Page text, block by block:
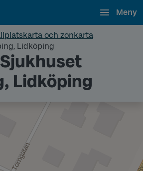
Meny
och zonkarta
Lidköping
Lidköping